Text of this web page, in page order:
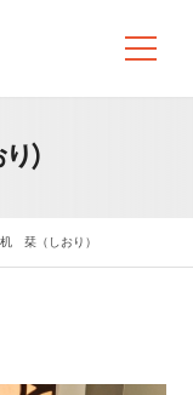
）
栞（しおり）